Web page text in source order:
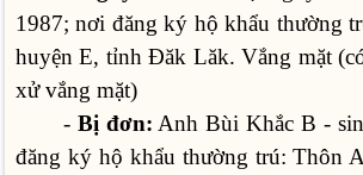
1987; nơi đăng ký hộ khẩu thường
huyện E, tỉnh Đăk Lăk. Vắng mặt
xử vắng mặt)
- Bị đơn: Anh Bùi Khắc B -
đăng ký hộ khẩu thường trú: Thôn